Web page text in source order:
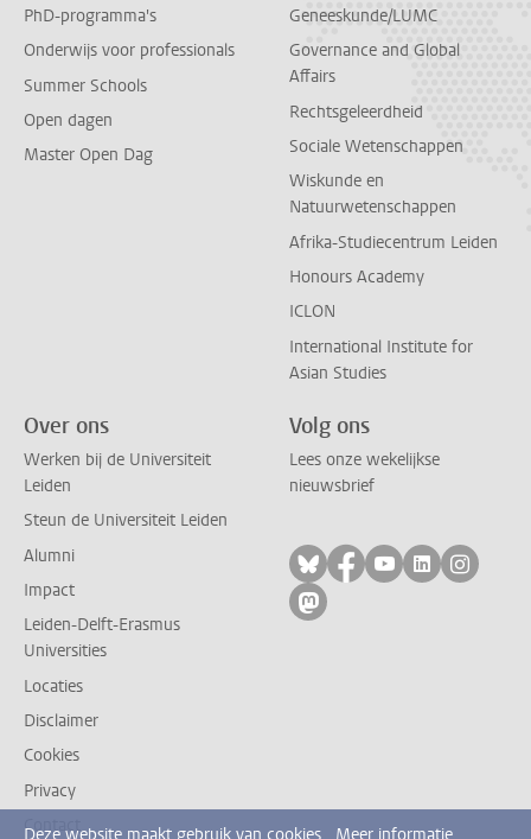
PhD-programma's
Onderwijs voor professionals
Summer Schools
Open dagen
Master Open Dag
Geneeskunde/LUMC
Governance and Global
Affairs
Rechtsgeleerdheid
Sociale Wetenschappen
Wiskunde en
Natuurwetenschappen
Afrika-Studiecentrum Leiden
Honours Academy
ICLON
International Institute for
Asian Studies
Over ons
Werken bij de Universiteit
Leiden
Steun de Universiteit Leiden
Alumni
Impact
Leiden-Delft-Erasmus
Universities
Locaties
Disclaimer
Cookies
Privacy
Contact
Volg ons
Lees onze wekelijkse
nieuwsbrief
Volg ons op bluesky
Volg ons op
Volg ons op
Volg ons
Volg
Volg ons op mastodon